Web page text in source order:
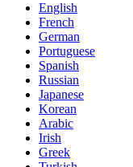
English
French
German
Portuguese
Spanish
Russian
Japanese
Korean
Arabic
Irish
Greek